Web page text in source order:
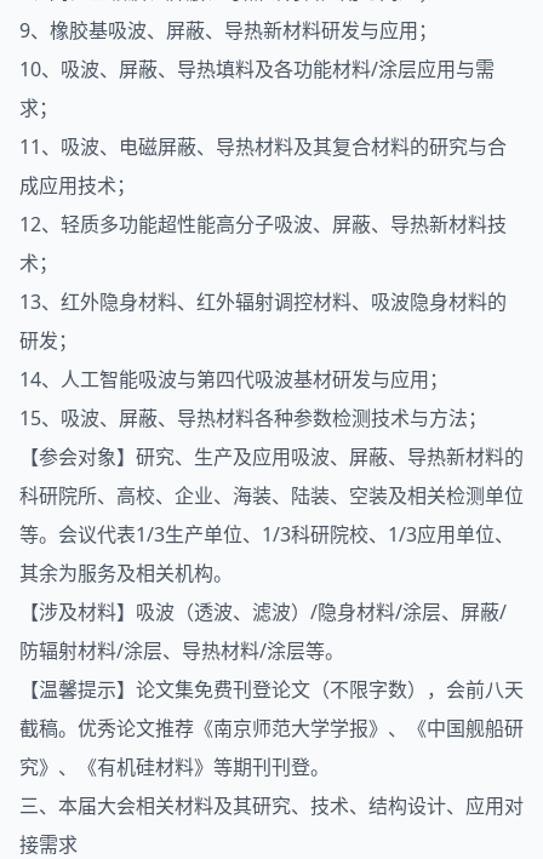
9、橡胶基吸波、屏蔽、导热新材料研发与应用；
10、吸波、屏蔽、导热填料及各功能材料/涂层应用与需
求；
11、吸波、电磁屏蔽、导热材料及其复合材料的研究与合
成应用技术；
12、轻质多功能超性能高分子吸波、屏蔽、导热新材料技
术；
13、红外隐身材料、红外辐射调控材料、吸波隐身材料的
研发；
14、人工智能吸波与第四代吸波基材研发与应用；
15、吸波、屏蔽、导热材料各种参数检测技术与方法；
【参会对象】研究、生产及应用吸波、屏蔽、导热新材料的
科研院所、高校、企业、海装、陆装、空装及相关检测单位
等。会议代表1/3生产单位、1/3科研院校、1/3应用单位、
其余为服务及相关机构。
【涉及材料】吸波（透波、滤波）/隐身材料/涂层、屏蔽/
防辐射材料/涂层、导热材料/涂层等。
【温馨提示】论文集免费刊登论文（不限字数），会前八天
截稿。优秀论文推荐《南京师范大学学报》、《中国舰船研
究》、《有机硅材料》等期刊刊登。
三、本届大会相关材料及其研究、技术、结构设计、应用对
接需求